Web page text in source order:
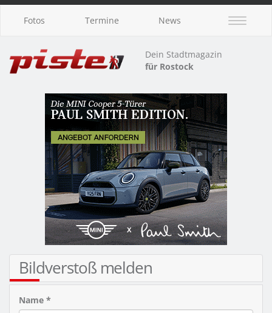
Fotos Termine News
Dein Stadtmagazin
für Rostock
Bildverstoß melden
Name *